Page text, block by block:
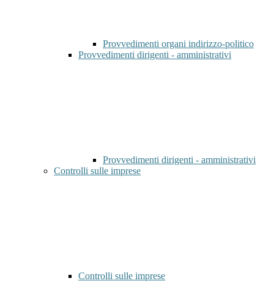
Provvedimenti organi indirizzo-politico
Provvedimenti dirigenti - amministrativi
Provvedimenti dirigenti - amministrativi
Controlli sulle imprese
Controlli sulle imprese